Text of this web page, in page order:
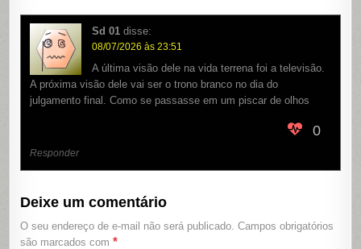
Sd 01 disse:
08/07/2026 às 23:51
A última visão dele na vida terrena foi a televisão.
A próxima visão dele vai ser o trono branco no dia do
julgamento final. Como se passasse em um piscar de olhos
0
Responder
Deixe um comentário
O seu endereço de e-mail não será publicado. Campos obrigatórios
são marcados com*